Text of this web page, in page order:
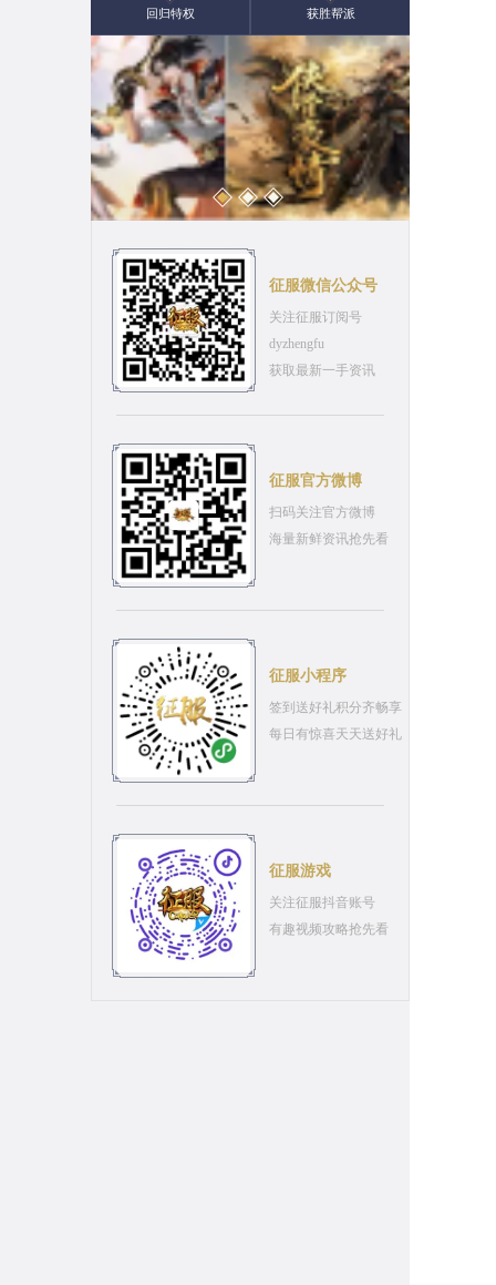
回归特权 获胜帮派
征服微信公众号
关注征服订阅号
dyzhengfu
获取最新一手资讯
征服官方微博
扫码关注官方微博
海量新鲜资讯抢先看
征服小程序
签到送好礼积分齐畅享
每日有惊喜天天送好礼
征服游戏
关注征服抖音账号
有趣视频攻略抢先看